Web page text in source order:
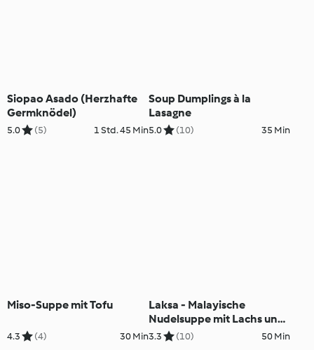
Siopao Asado (Herzhafte
Germknödel)
5.0 (5) 1 Std. 45 Min
Soup Dumplings à la
Lasagne
5.0 (10) 35 Min
Miso-Suppe mit Tofu
4.3 (4) 30 Min
Laksa - Malayische
Nudelsuppe mit Lachs und
Crevetten
3.3 (10) 50 Min